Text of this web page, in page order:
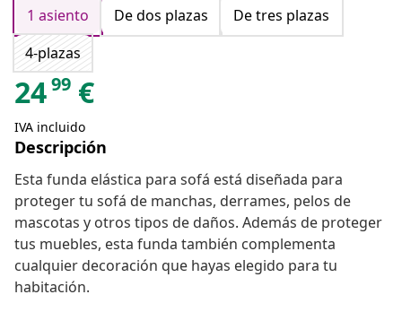
1 asiento
De dos plazas
De tres plazas
4-plazas
2499 €
IVA incluido
Descripción
Esta funda elástica para sofá está diseñada para
proteger tu sofá de manchas, derrames, pelos de
mascotas y otros tipos de daños. Además de proteger
tus muebles, esta funda también complementa
cualquier decoración que hayas elegido para tu
habitación.